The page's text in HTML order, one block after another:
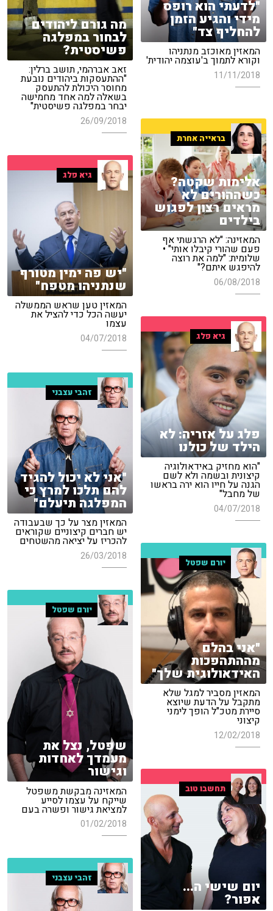
"לדעתי הוא רופס
מידי והגיע הזמן
להחליף צד"
המאזין מאוכזב מנתניהו
וקורא לתמוך ב'עוצמה יהודית'
11/11/2018
מה גורם ליהודים
לבחור במפלגה
פשיסטית?
זאב אברהמי, תושב ברלין:
"ההתעסקות ביהודים נובעת
מחוסר היכולת להתעסק
בשאלה למה אחד מחמישה
יבחר במפלגה פשיסטית"
26/09/2018
בראייה אחרת
אלימות שקטה?
כשההורים לא
מראים רצון לפגוש
בילדים
המאזינה: "לא הרגשתי אף
פעם שהורי קיבלו אותי" •
שלומית: "למה את רוצה
להיפגש איתם?"
06/08/2018
גיא פלג
"יש פה ימין מטורף
שנתניהו מטפח"
המאזין טען שראש הממשלה
יעשה הכל כדי להציל את
עצמו
04/07/2018 גיא פלג
פלג על אזריה: לא
הילד של כולנו
"הוא מחזיק באידאולוגיה
קיצונית ובשמה ולא לשם
הגנה על חייו הוא ירה בראשו
של מחבל"
04/07/2018
זהבי עצבני
"אני לא יכול להגיד
להם תלכו למרץ כי
המפלגה תיעלם"
המאזין מצר על כך שבעבודה
יש חברים קיצוניים שקוראים
להכריז על יציאה מהשטחים
26/03/2018
יורם שפטל
"אני בהלם
מההתהפכות
האידאולוגית שלך"
המאזין מסביר למגל שלא
מתקבל על הדעת שיוצא
סיירת מטכ"ל הופך לימני
קיצוני
12/02/2018
יורם שפטל
שפטל, נצל את
מעמדך לאחדות
וגישור
המאזינה מבקשת משפטל
שייקח על עצמו לסייע
למציאת גישור ופשרה בעם
01/02/2018
תחשבו טוב
יום שישי ה...
אפור?
זהבי עצבני